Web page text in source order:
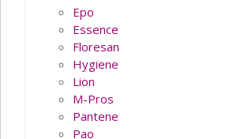
Epo
Essence
Floresan
Hygiene
Lion
M-Pros
Pantene
Pao